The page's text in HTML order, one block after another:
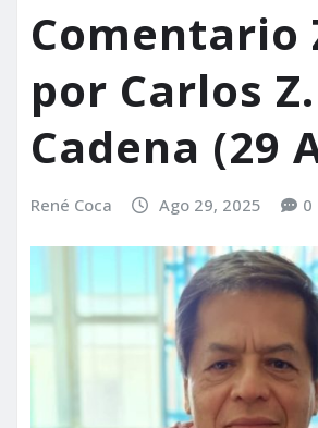
Comentario
por Carlos Z.
Cadena (29
René Coca Ago 29, 2025 0